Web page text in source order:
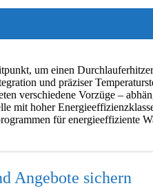
um einen
und präziser
verschiedene Vorzüge –
mit hoher
für energieeffiziente
Angebote sichern